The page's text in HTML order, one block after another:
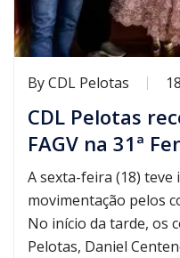
ByCDL Pelotas
CDL Pelotas
FAGV na 31ª
A sexta-feira (18) teve
movimentação pelos
No início da tarde, os
Pelotas, Daniel